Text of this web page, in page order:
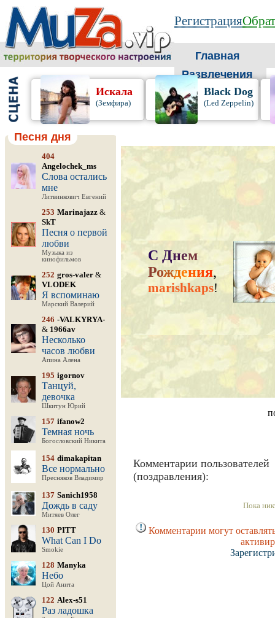
Регистрация
Главная
Развлечения
Искала
(Земфира)
Black Dog
(Led Zeppelin)
Песня дня
404
Angelochek_ms
Слова остались
мне
Литвинкович Евгений
253 Marinajazz &
SkT
Песня о первой
любви
Музыка из
кинофильмов
252 gros-valer &
VLODEK
Я вспоминаю
Марский Валерий
246 -VALKYRYA-
& 1966av
Несколько
часов любви
Апина Алена
195 igornov
Танцуй,
девочка
Шкитун Юрий
157 ifanow2
Темная ночь
Богословский Никита
154 dimakapitan
Все нормально
Пресняков Владимир
137 Sanich1958
Дождь в саду
Митяев Олег
130 PITT
What Can I Do
Smokie
128 Manyka
Небо
Цой Анита
122 Alex-s51
Раз ладошка
С Днем
Рождения,
marishkaps!
Комментарии пользователей
(поздравления):
Пока
Комментарии могут